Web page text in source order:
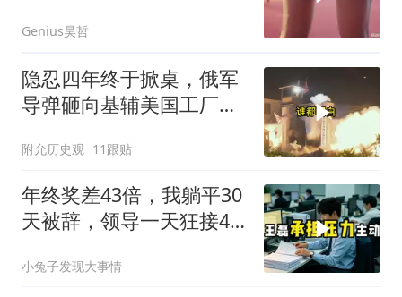
Genius昊哲
隐忍四年终于掀桌，俄军
导弹砸向基辅美国工厂，
附允历史观 11跟贴
年终奖差43倍，我躺平30
天被辞，领导一天狂接47
小兔子发现大事情